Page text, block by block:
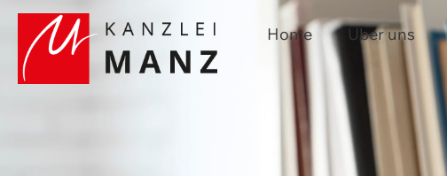
Home Über uns